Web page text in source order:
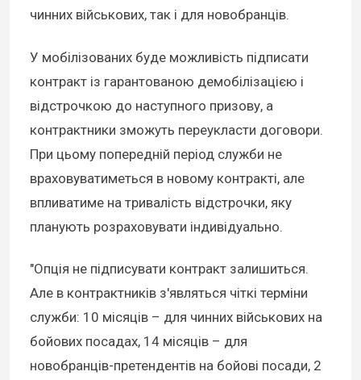
чинних військових, так і для новобранців.
У мобілізованих буде можливість підписати
контракт із гарантованою демобілізацією і
відстрочкою до наступного призову, а
контрактники зможуть переукласти договори.
При цьому попередній період служби не
враховуватиметься в новому контракті, але
впливатиме на тривалість відстрочки, яку
планують розраховувати індивідуально.
"Опція не підписувати контракт залишиться.
Але в контрактників з'являться чіткі терміни
служби: 10 місяців – для чинних військових на
бойових посадах, 14 місяців – для
новобранців-претендентів на бойові посади, 2